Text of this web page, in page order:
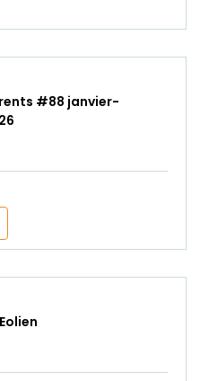
#88 janvier-